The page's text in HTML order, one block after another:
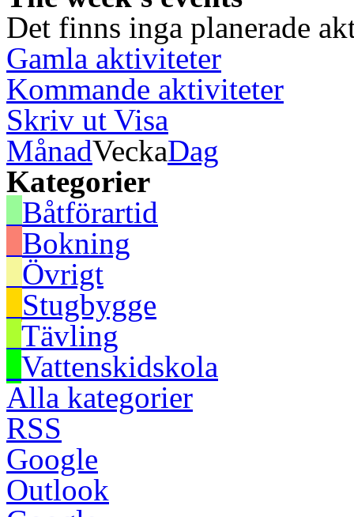
Det finns inga planerade
Gamla aktiviteter
Kommande aktiviteter
Skriv ut Visa
MånadVeckaDag
Kategorier
Båtförartid
Bokning
Övrigt
Stugbygge
Tävling
Vattenskidskola
Alla kategorier
RSS
Google
Outlook